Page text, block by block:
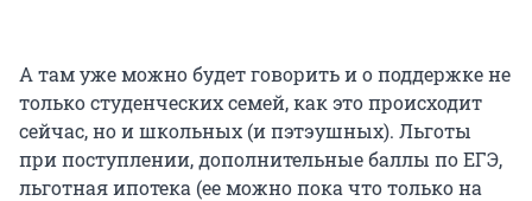
А там уже можно будет говорить и о поддержке не
только студенческих семей, как это происходит
сейчас, но и школьных (и пэтэушных). Льготы
при поступлении, дополнительные баллы по ЕГЭ,
льготная ипотека (ее можно пока что только на